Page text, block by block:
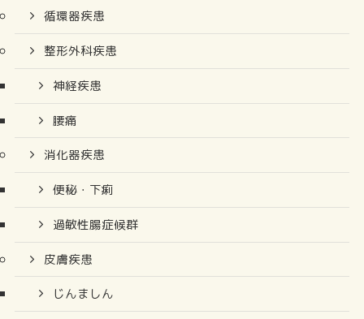
循環器疾患
整形外科疾患
神経疾患
腰痛
消化器疾患
便秘・下痢
過敏性腸症候群
皮膚疾患
じんましん